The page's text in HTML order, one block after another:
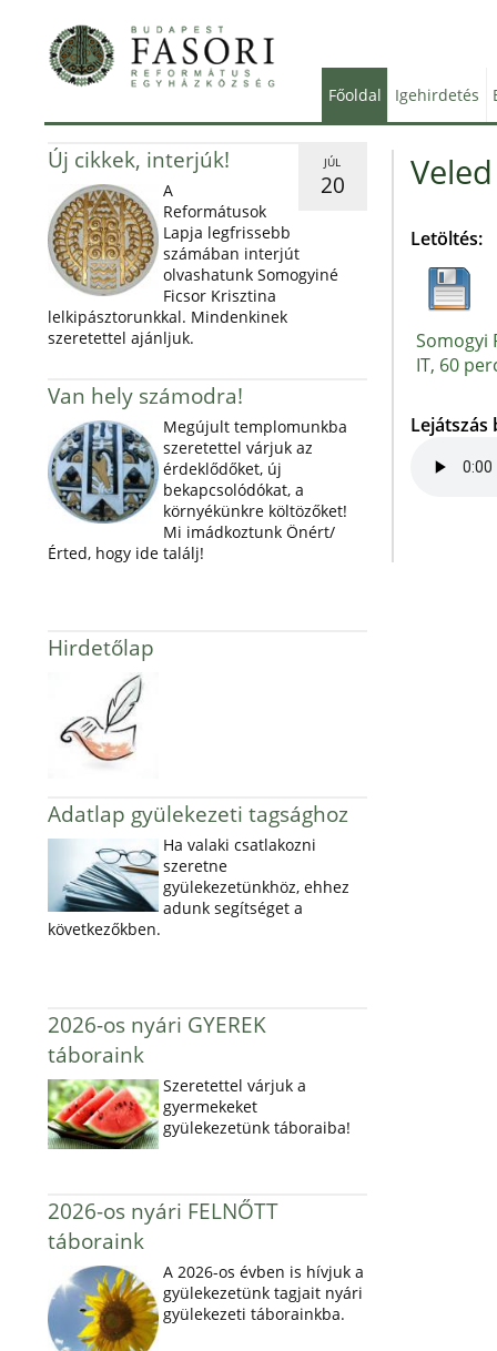
Főoldal Igehirdetés
JÚL
20
Új cikkek, interjúk!
A
Reformátusok
Lapja legfrissebb
számában interjút
olvashatunk Somogyiné
Ficsor Krisztina
lelkipásztorunkkal. Mindenkinek
szeretettel ajánljuk.
Van hely számodra!
Megújult templomunkba
szeretettel várjuk az
érdeklődőket, új
bekapcsolódókat, a
környékünkre költözőket!
Mi imádkoztunk Önért/
Érted, hogy ide találj!
Hirdetőlap
Adatlap gyülekezeti tagsághoz
Ha valaki csatlakozni
szeretne
gyülekezetünkhöz, ehhez
adunk segítséget a
következőkben.
2026-os nyári GYEREK
táboraink
Szeretettel várjuk a
gyermekeket
gyülekezetünk táboraiba!
2026-os nyári FELNŐTT
táboraink
A 2026-os évben is hívjuk a
gyülekezetünk tagjait nyári
gyülekezeti táborainkba.
Letöltés:
Somogyi
IT, 60
Lejátszás